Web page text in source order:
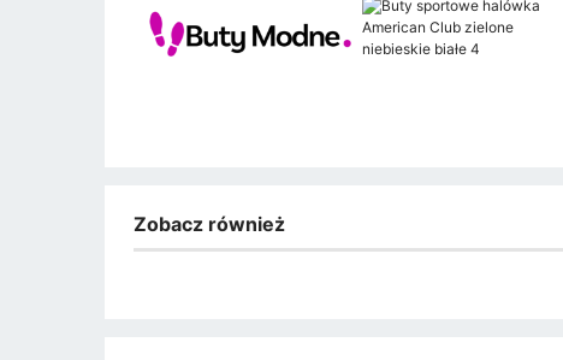
Zobacz również